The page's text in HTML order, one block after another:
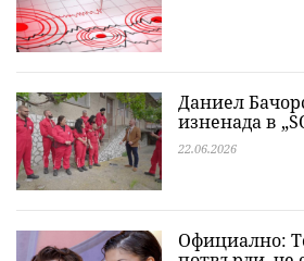
Даниел
изненада в
22.06.2026
Официално: